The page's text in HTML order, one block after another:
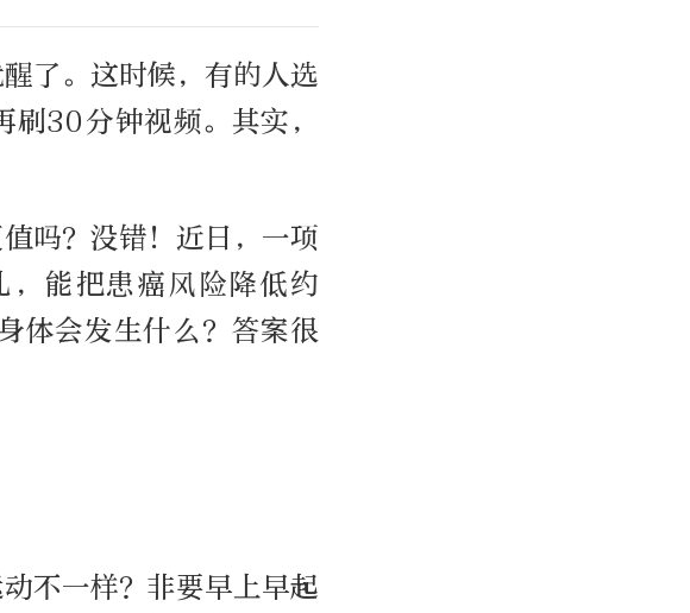
了。这时候，有的人选
30分钟视频。其实，
吗？没错！近日，一项
能把患癌风险降低约
体会发生什么？答案很
不一样？非要早上早起